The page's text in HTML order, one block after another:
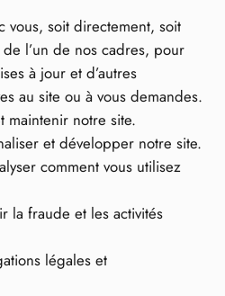
vous, soit directement, soit
l’un de nos cadres, pour
à jour et d’autres
au site ou à vous demandes.
maintenir notre site.
et développer notre site.
comment vous utilisez
la fraude et les activités
légales et